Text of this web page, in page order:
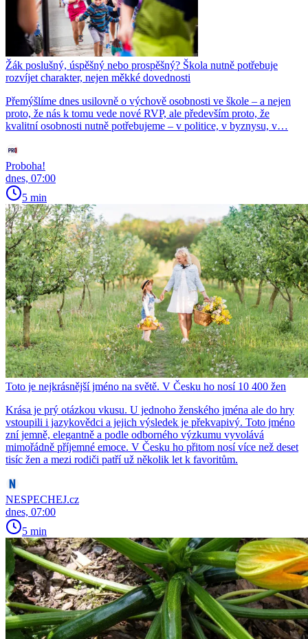
Žák poslušný, úspěšný nebo prospěšný? Škola nutně potřebuje
rozvíjet charakter, nejen měkké dovednosti
Přemýšlíme dnes usilovně o výchově osobnosti ve škole – a nejen
proto, že nás k tomu vede nové RVP, ale především proto, že
kvalitní osobnosti nutně potřebujeme – v politice, v byznysu, v…
Proboha!
dnes, 07:00
5 min
Toto je nejkrásnější jméno na světě. V Česku ho nosí 10 400 žen
Krása je prý otázkou vkusu. U jednoho ženského jména ale do hry
vstoupili i jazykovědci a jejich výsledek je překvapivý. Toto jméno
zní jemně, elegantně a podle odborného výzkumu vyvolává
mimořádně příjemné emoce. V Česku ho přitom nosí více než deset
tisíc žen a mezi rodiči patří už několik let k favoritům.
NESPECHEJ.cz
dnes, 07:00
5 min